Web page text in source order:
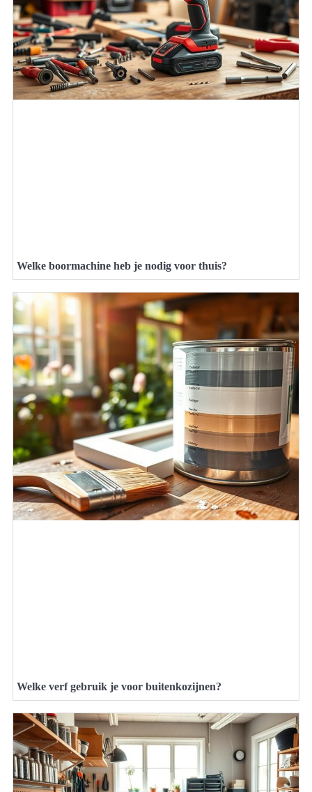
Welke boormachine heb je nodig voor thuis?
Welke verf gebruik je voor buitenkozijnen?